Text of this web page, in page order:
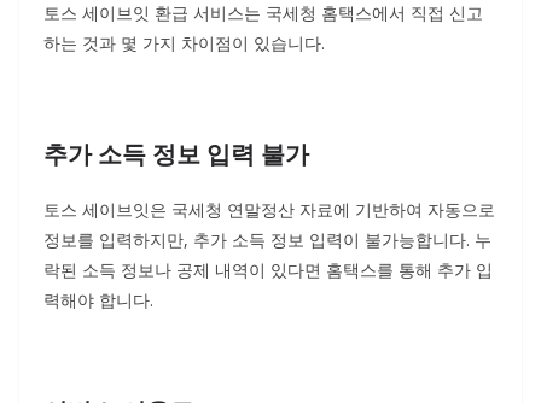
토스 세이브잇 환급 서비스는 국세청 홈택스에서 직접 신고
하는 것과 몇 가지 차이점이 있습니다.
추가 소득 정보 입력 불가
토스 세이브잇은 국세청 연말정산 자료에 기반하여 자동으로
정보를 입력하지만, 추가 소득 정보 입력이 불가능합니다. 누
락된 소득 정보나 공제 내역이 있다면 홈택스를 통해 추가 입
력해야 합니다.